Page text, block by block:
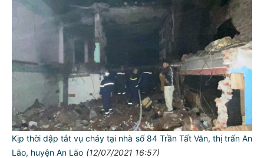
Kịp thời dập tắt vụ cháy tại nhà số 84 Trần Tất Văn, thị trấn An
Lão, huyện An Lão (12/07/2021 16:57)